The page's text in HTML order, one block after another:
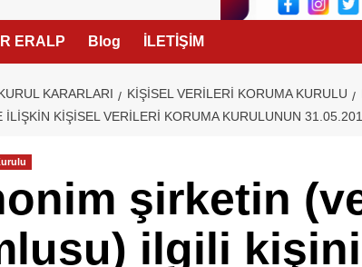
ERALP Blog İLETİŞİM
KARARLARI KIŞISEL VERILERI KORUMA KURULU
ILIŞKIN KIŞISEL VERILERI KORUMA KURULUNUN
şirketin
ilgili